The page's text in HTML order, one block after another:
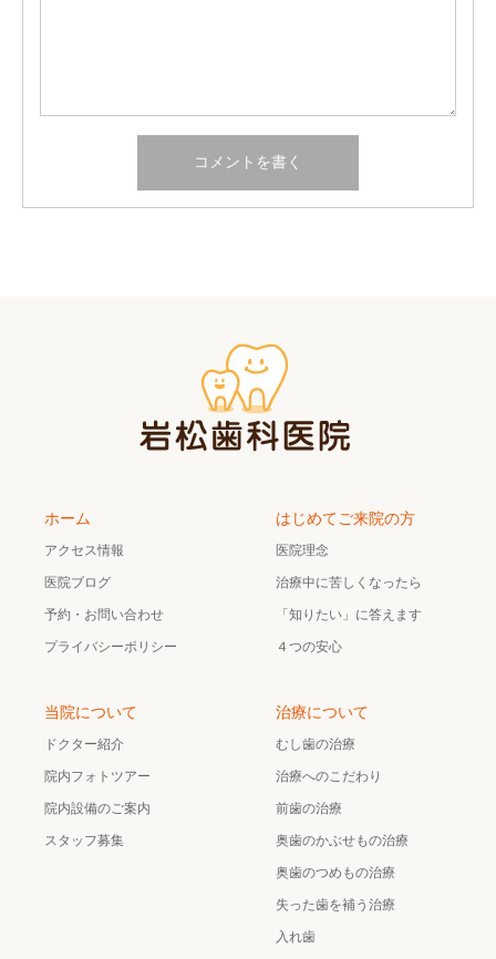
ホーム
アクセス情報
医院ブログ
予約・お問い合わせ
プライバシーポリシー
はじめてご来院の方
医院理念
治療中に苦しくなったら
「知りたい」に答えます
４つの安心
当院について
ドクター紹介
院内フォトツアー
院内設備のご案内
スタッフ募集
治療について
むし歯の治療
治療へのこだわり
前歯の治療
奥歯のかぶせもの治療
奥歯のつめもの治療
失った歯を補う治療
入れ歯